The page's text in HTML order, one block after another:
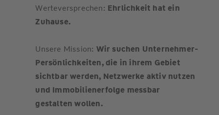
Werteversprechen: Ehrlichkeit hat ein
Zuhause.
Unsere Mission: Wir suchen Unternehmer-
Persönlichkeiten, die in ihrem Gebiet
sichtbar werden, Netzwerke aktiv nutzen
und Immobilienerfolge messbar
gestalten wollen.